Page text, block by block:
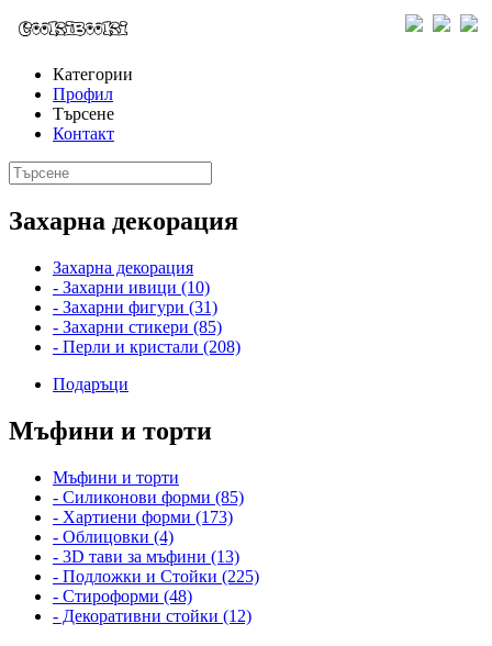
Категории
Профил
Търсене
Контакт
Захарна декорация
Захарна декорация
- Захарни ивици (10)
- Захарни фигури (31)
- Захарни стикери (85)
- Перли и кристали (208)
Подаръци
Мъфини и торти
Мъфини и торти
- Силиконови форми (85)
- Хартиени форми (173)
- Облицовки (4)
- 3D тави за мъфини (13)
- Подложки и Стойки (225)
- Стироформи (48)
- Декоративни стойки (12)